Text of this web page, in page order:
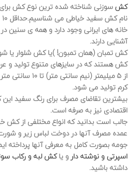
کشسوزنی شناخته شده ترین نوع کش
خانه های ایرانی وجود دارد و همه ی سنین
آشنایی دارند.
کش تمبان (همان تمبون! )یا کش شلوار یا
کش هستند که در سایزهای متنوع تولید
از ۵ میلیمتر (نیم
کرم تولید می شود.
بیشترین تقاضای مصرف برای رنگ سفید
اقتصادی نیز به صرفه است.
جالب است بدانید که انواع مختلفی از کش
عمده مصرف آنها در دوخت لباس زیر و شورت
جومه بصورت کامل به معرفی آنها پرداخته
اسپرتی و نوشته دارو یاکش لبه و رکاب
داشته باشید.